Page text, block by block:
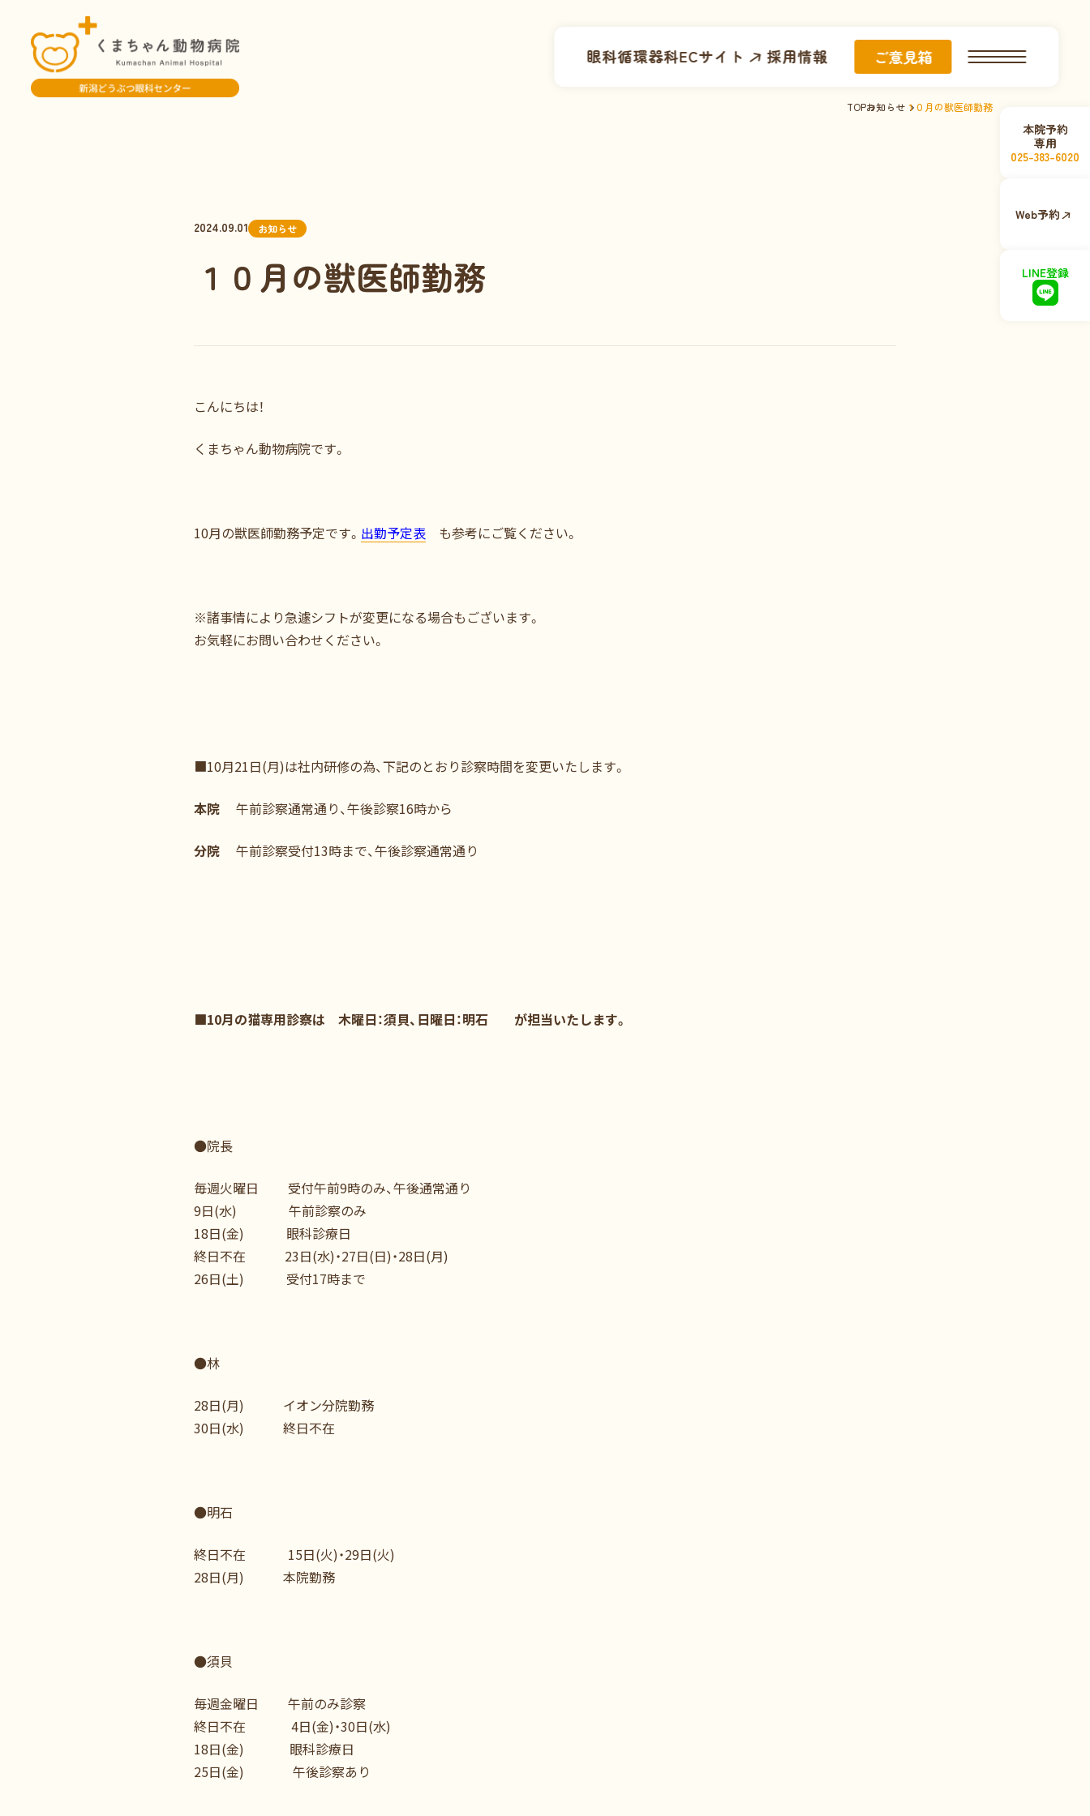
眼科循環器科ECサイト 採用情報 ご意見箱
本院予約
専用
025-383-6020
Web予約
LINE登録
TOPお知らせ １０月の獣医師勤務
2024.09.01 お知らせ
１０月の獣医師勤務
こんにちは！
くまちゃん動物病院です。
10月の獣医師勤務予定です。 出勤予定表 も参考にご覧ください。
※諸事情により急遽シフトが変更になる場合もございます。
お気軽にお問い合わせください。
■10月21日(月)は社内研修の為、下記のとおり診察時間を変更いたします。
本院 午前診察通常通り、午後診察16時から
分院 午前診察受付13時まで、午後診察通常通り
■10月の猫専用診察は 木曜日：須貝、日曜日：明石 が担当いたします。
●院長
毎週火曜日 受付午前9時のみ、午後通常通り
9日(水) 午前診察のみ
18日(金) 眼科診療日
終日不在 23日(水)・27日(日)・28日(月)
26日(土) 受付17時まで
●林
28日(月) イオン分院勤務
30日(水) 終日不在
●明石
終日不在 15日(火)・29日(火)
28日(月) 本院勤務
●須貝
毎週金曜日 午前のみ診察
終日不在 4日(金)・30日(水)
18日(金) 眼科診療日
25日(金) 午後診察あり